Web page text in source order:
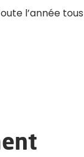
l’année